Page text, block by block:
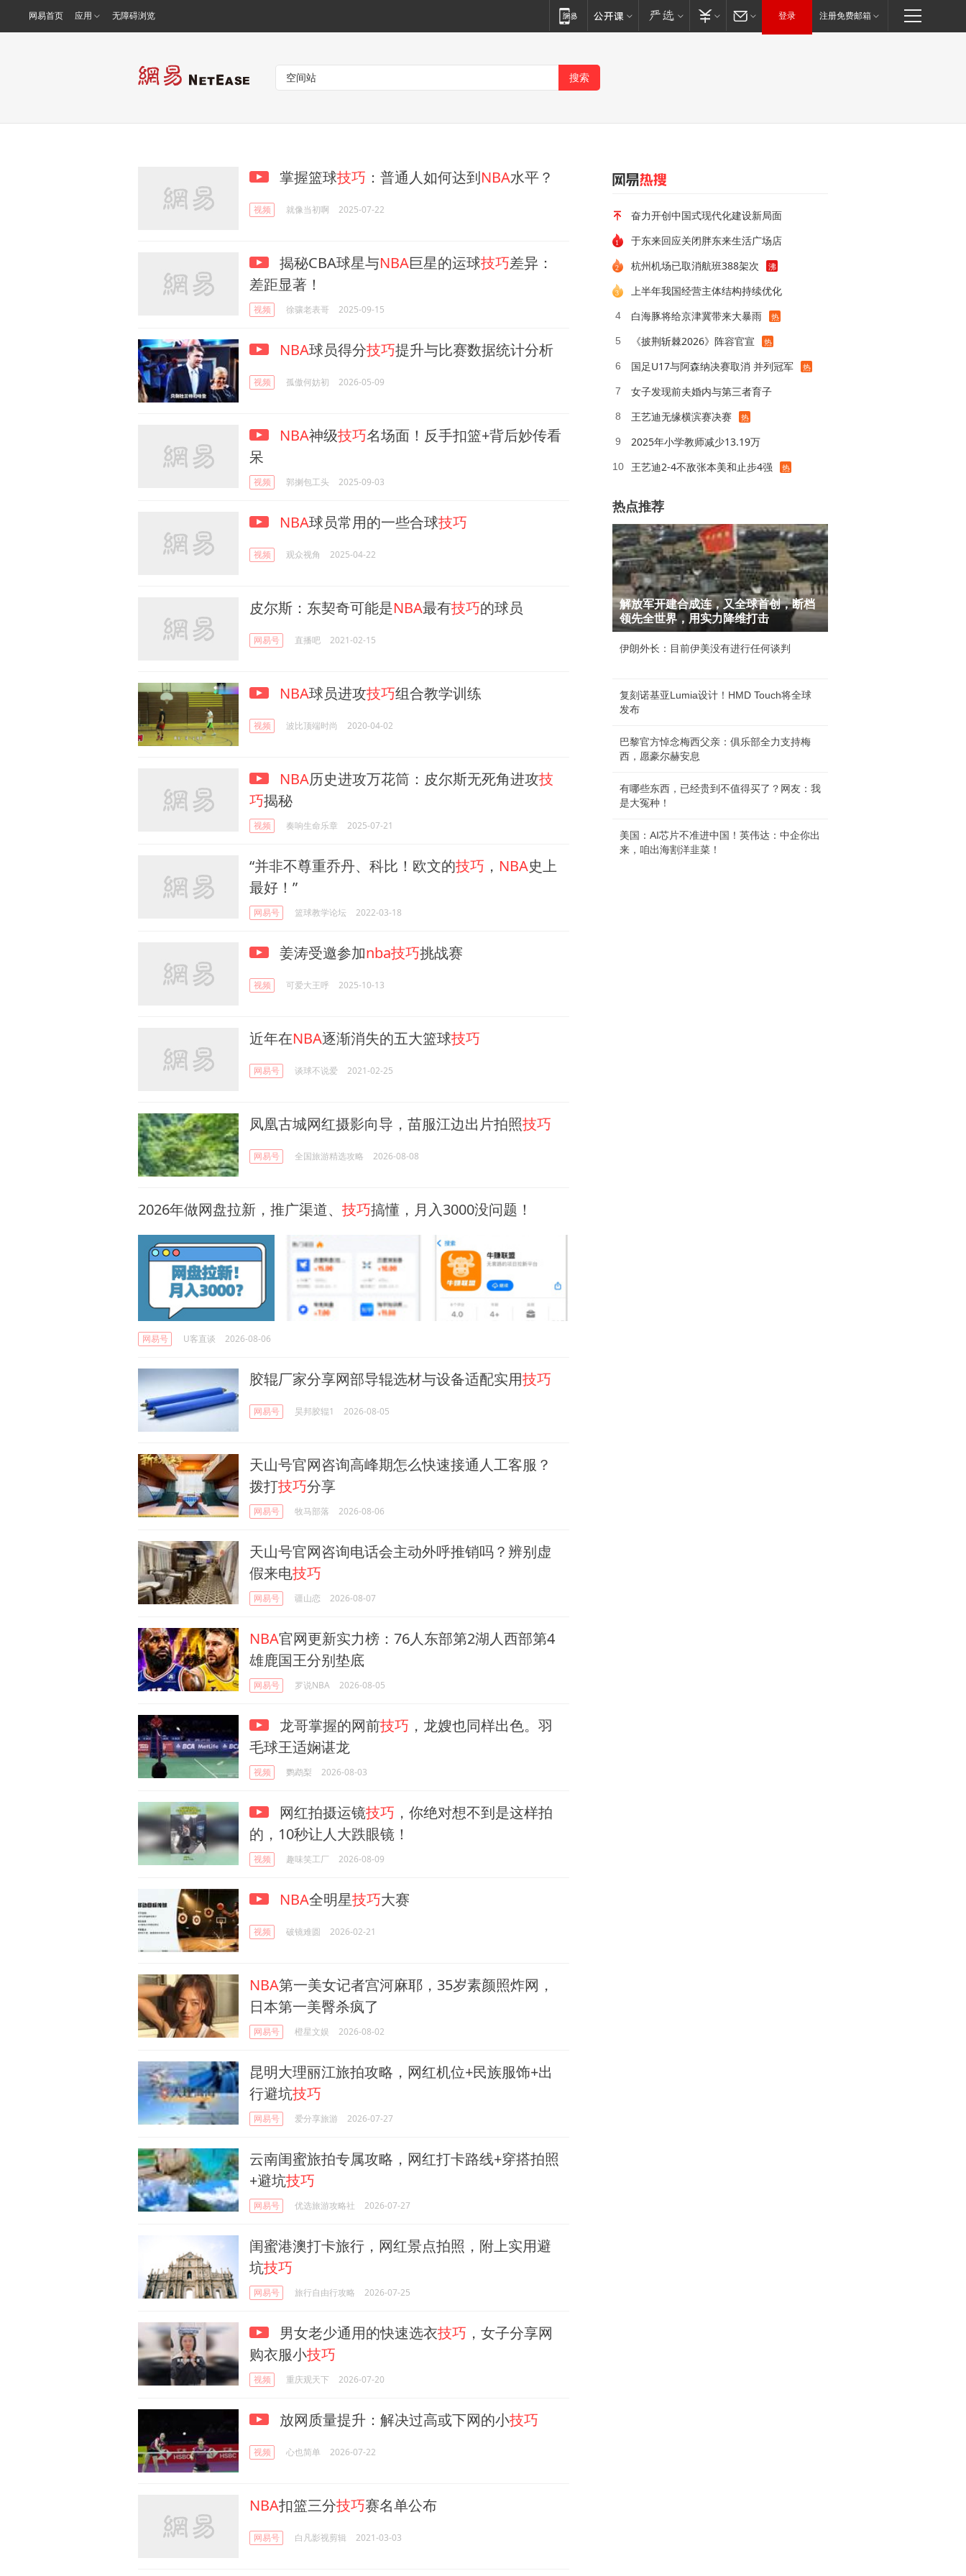
网易首页 应用 无障碍浏览 登录 注册免费邮箱
掌握篮球技巧 ：普通人如何达到NBA水平？
视频 就像当初啊 2025-07-22
揭秘CBA球星与NBA巨星的运球技巧差异：
差距显著！
视频 徐骧老表哥 2025-09-15
NBA球员得分技巧提升与比赛数据统计分析
视频 孤傲何妨初 2026-05-09
NBA神级技巧名场面！反手扣篮+背后妙传看
呆
视频 郭揦包工头 2025-09-03
NBA球员常用的一些合球技巧
视频 观众视角 2025-04-22
皮尔斯：东契奇可能是NBA最有技巧的球员
网易号 直播吧 2021-02-15
NBA球员进攻技巧组合教学训练
视频 波比顶端时尚 2020-04-02
NBA历史进攻万花筒：皮尔斯无死角进攻技
巧揭秘
视频 奏响生命乐章 2025-07-21
“并非不尊重乔丹、科比！欧文的技巧 ， NBA史上
最好！”
网易号 篮球教学论坛 2022-03-18
姜涛受邀参加nba技巧挑战赛
视频 可爱大王呼 2025-10-13
近年在NBA逐渐消失的五大篮球技巧
网易号 谈球不说爱 2021-02-25
凤凰古城网红摄影向导，苗服江边出片拍照技巧
网易号 全国旅游精选攻略 2026-08-08
2026年做网盘拉新，推广渠道、 技巧搞懂，月入3000没问题！
网易号 U客直谈 2026-08-06
胶辊厂家分享网部导辊选材与设备适配实用技巧
网易号 昊邦胶辊1 2026-08-05
天山号官网咨询高峰期怎么快速接通人工客服？
拨打技巧分享
网易号 牧马部落 2026-08-06
天山号官网咨询电话会主动外呼推销吗？辨别虚
假来电技巧
网易号 疆山恋 2026-08-07
NBA官网更新实力榜：76人东部第2湖人西部第4
雄鹿国王分别垫底
网易号 罗说NBA 2026-08-05
龙哥掌握的网前技巧 ，龙嫂也同样出色。羽
毛球王适娴谌龙
视频 鹦鹉梨 2026-08-03
网红拍摄运镜技巧 ，你绝对想不到是这样拍
的，10秒让人大跌眼镜！
视频 趣味笑工厂 2026-08-09
NBA全明星技巧大赛
视频 破镜难圆 2026-02-21
NBA第一美女记者宫河麻耶，35岁素颜照炸网，
日本第一美臀杀疯了
网易号 橙星文娱 2026-08-02
昆明大理丽江旅拍攻略，网红机位+民族服饰+出
行避坑技巧
网易号 爱分享旅游 2026-07-27
云南闺蜜旅拍专属攻略，网红打卡路线+穿搭拍照
+避坑技巧
网易号 优选旅游攻略社 2026-07-27
闺蜜港澳打卡旅行，网红景点拍照，附上实用避
坑技巧
网易号 旅行自由行攻略 2026-07-25
男女老少通用的快速选衣技巧 ，女子分享网
购衣服小技巧
视频 重庆观天下 2026-07-20
放网质量提升：解决过高或下网的小技巧
视频 心也简单 2026-07-22
NBA扣篮三分技巧赛名单公布
网易号 白凡影视剪辑 2021-03-03
奋力开创中国式现代化建设新局面
1
于东来回应关闭胖东来生活广场店
2
杭州机场已取消航班388架次 沸
上半年我国经营主体结构持续优化
4 白海豚将给京津冀带来大暴雨 热
5 《披荆斩棘2026》阵容官宣 热
6 国足U17与阿森纳决赛取消 并列冠军 热
7 女子发现前夫婚内与第三者育子
8 王艺迪无缘横滨赛决赛 热
9 2025年小学教师减少13.19万
10 王艺迪2-4不敌张本美和止步4强 热
热点推荐
解放军开建合成连，又全球首创，断档
领先全世界，用实力降维打击
伊朗外长：目前伊美没有进行任何谈判
复刻诺基亚Lumia设计！HMD Touch将全球
发布
巴黎官方悼念梅西父亲：俱乐部全力支持梅
西，愿豪尔赫安息
有哪些东西，已经贵到不值得买了？网友：我
是大冤种！
美国：AI芯片不准进中国！英伟达：中企你出
来，咱出海割洋韭菜！